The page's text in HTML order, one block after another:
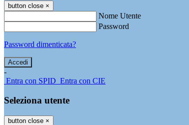
button close ×
Nome Utente
Password
Password dimenticata?
-
Entra con SPID Entra con CIE
Seleziona utente
button close ×